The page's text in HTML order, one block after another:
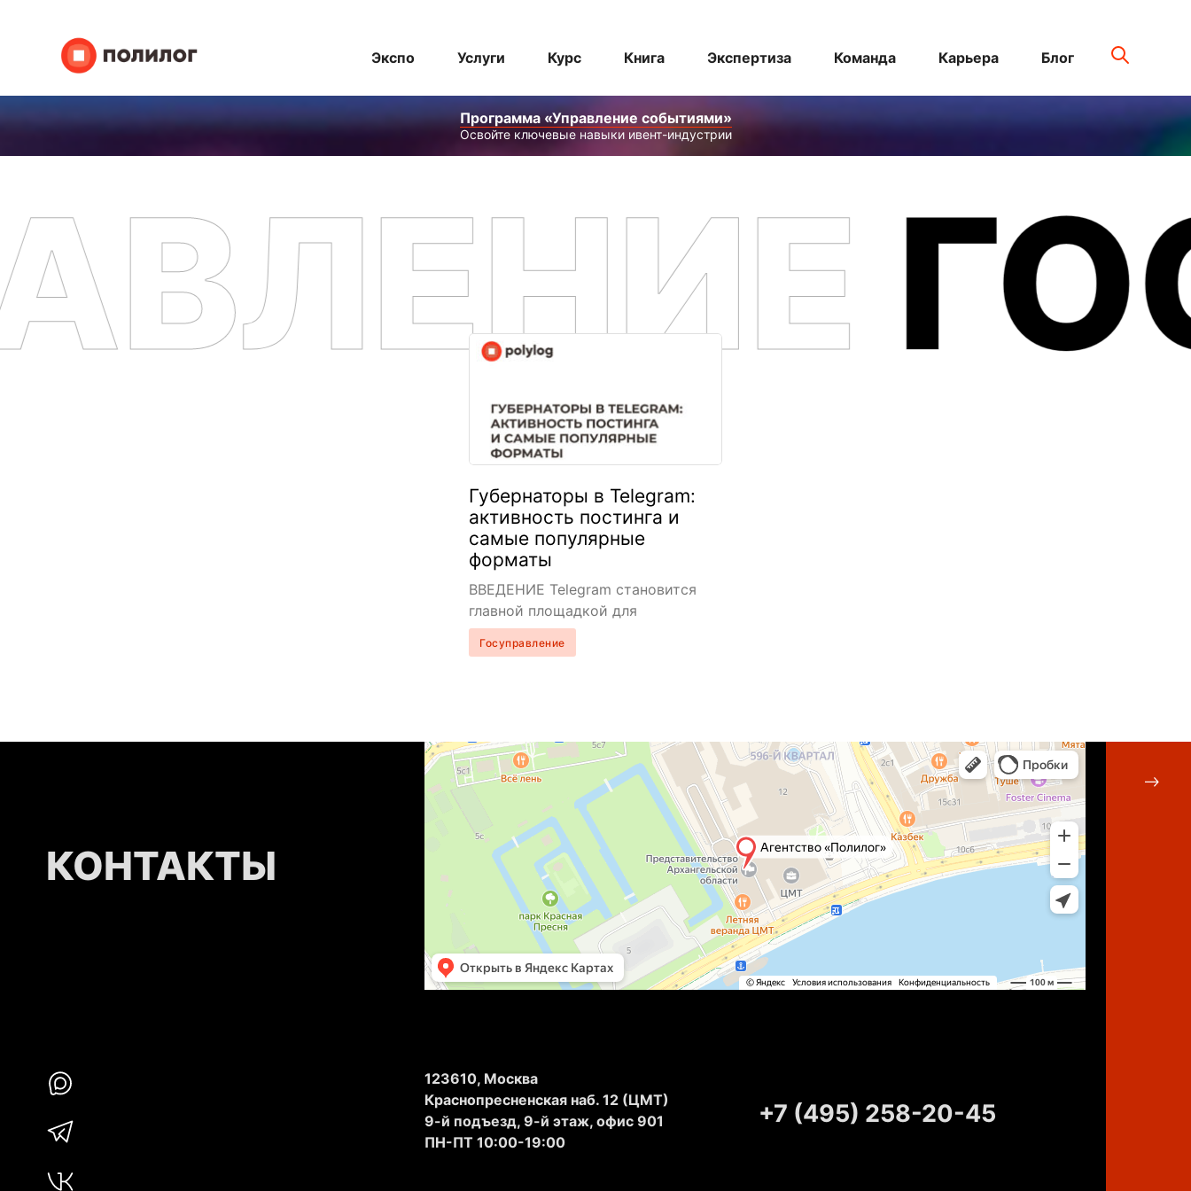
Экспо Услуги Курс Книга Экспертиза Команда Карьера Блог
Программа «Управление событиями»
Освойте ключевые навыки ивент-индустрии
Губернаторы в Telegram:
активность постинга и
самые популярные
форматы
ВВЕДЕНИЕ Telegram становится
главной площадкой для
политической коммуникации. За
каналами губернаторов следят
мессенджере руководители…
Госуправление
КОНТАКТЫ
123610, Москва
Краснопресненская наб. 12 (ЦМТ)
9-й подъезд, 9-й этаж, офис 901
ПН-ПТ 10:00-19:00
+7 (495) 258-20-45